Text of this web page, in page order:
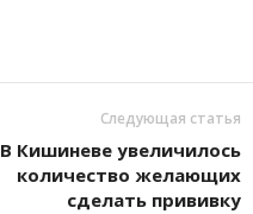
Следующая статья
В Кишиневе увеличилось
количество желающих
сделать прививку